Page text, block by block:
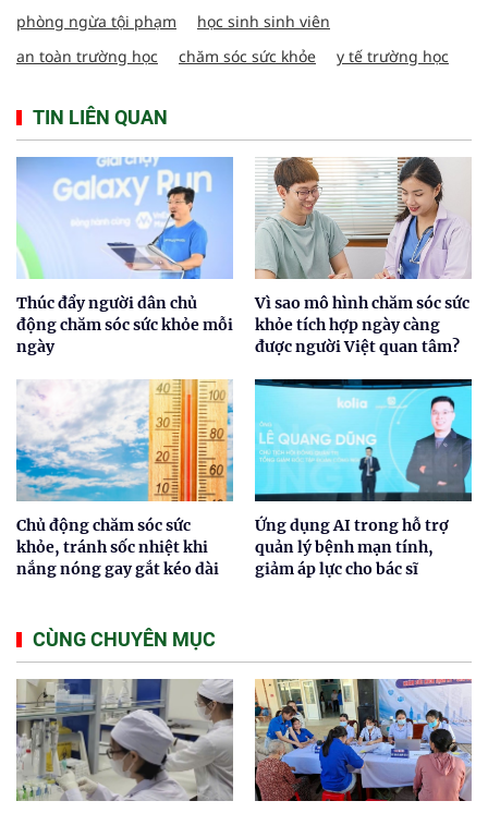
phòng ngừa tội phạm
học sinh sinh viên
an toàn trường học
chăm sóc sức khỏe y tế trường học
TIN LIÊN QUAN
Thúc đẩy người dân chủ
động chăm sóc sức khỏe mỗi
ngày
Vì sao mô hình chăm sóc sức
khỏe tích hợp ngày càng
được người Việt quan tâm?
Chủ động chăm sóc sức
khỏe, tránh sốc nhiệt khi
nắng nóng gay gắt kéo dài
Ứng dụng AI trong hỗ trợ
quản lý bệnh mạn tính,
giảm áp lực cho bác sĩ
CÙNG CHUYÊN MỤC